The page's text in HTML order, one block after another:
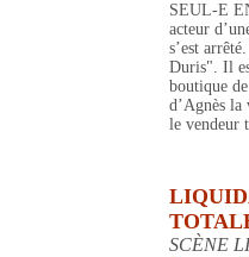
SEUL-E
acteur
s’est
Duris". Il
boutique
d’Agnès la
le vendeur
SCÈNE